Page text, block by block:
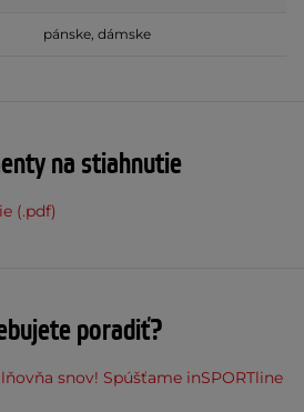
pánske, dámske
na stiahnutie
(.pdf)
poradiť?
snov! Spúšťame inSPORTline